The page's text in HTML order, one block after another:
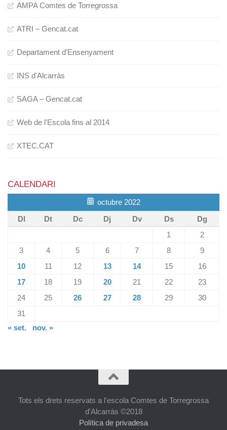
AMPA Comtes de Torregrossa
ATRI – Gencat.cat
Departament d'Ensenyament
INS d'Alcarràs
SAGA – Gencat.cat
Web de l'Escola fins al 2014
XTEC.CAT
CALENDARI
octubre 2022
Dl
Dt Dc Dj Dv Ds
Dg
1
2
3
4 5 6 7 8
9
10
11 12 13 14 15
16
17
18 19 20 21 22
23
24
25 26 27 28 29
30
31
« set.
nov. »
Tots els drets reservats a l'escola Comtes de Torregrossa
d'Alcarràs ©2018
Política de privadesa